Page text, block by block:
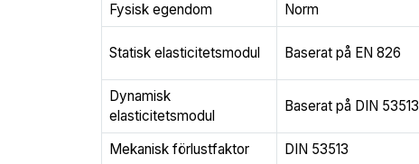
Fysisk egendom Norm
Statisk elasticitetsmodul Baserat på EN 826
Dynamisk
elasticitetsmodul
Baserat på DIN 53513
Mekanisk förlustfaktor DIN 53513